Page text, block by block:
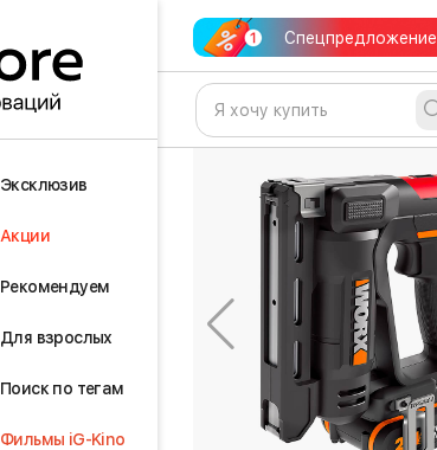
Эксклюзив
Акции
Рекомендуем
Для взрослых
Поиск по тегам
Фильмы iG-Kino
Спецпредложение